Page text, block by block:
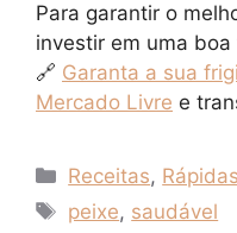
Para garantir o
investir em uma
🔗 Garanta a sua
Mercado Livre e
Categorias
Receitas, Rápidas
Tags
peixe, saudável